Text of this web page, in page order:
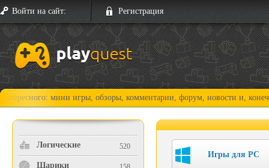
Войти на сайт: Регистрация
мини игры, обзоры, комментарии, форум, новости и, конечно,
Логические 520
Шарики
Игры для PC